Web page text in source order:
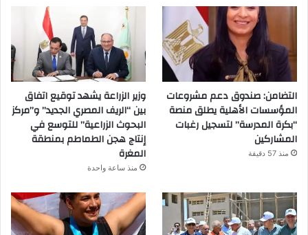
التضامن: صندوق دعم مشروعات
المؤسسات الأهلية يطلق منصة
“بكرة المدرسة” لتسجيل رغبات
المشاركين
منذ 57 دقيقة
وزير الزراعة يشهد توقيع اتفاق
بين “الريف المصري الجديد” و”مركز
البحوث الزراعية” للتوسع في
إنتاج هجن الطماطم بمنطقة
المغرة
منذ ساعة واحدة